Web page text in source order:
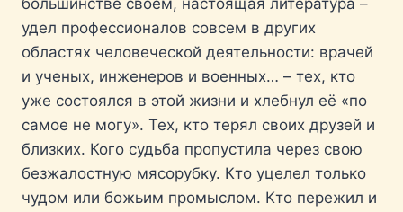
большинстве своем, настоящая литература –
удел профессионалов совсем в других
областях человеческой деятельности: врачей
и ученых, инженеров и военных… – тех, кто
уже состоялся в этой жизни и хлебнул её «по
самое не могу». Тех, кто терял своих друзей и
близких. Кого судьба пропустила через свою
безжалостную мясорубку. Кто уцелел только
чудом или божьим промыслом. Кто пережил и